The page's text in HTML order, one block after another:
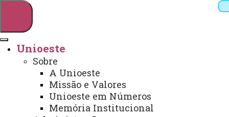
Webmail Sistemas
Telefones
Unioeste
Sobre
A Unioeste
Missão e Valores
Unioeste em Números
Memória Institucional